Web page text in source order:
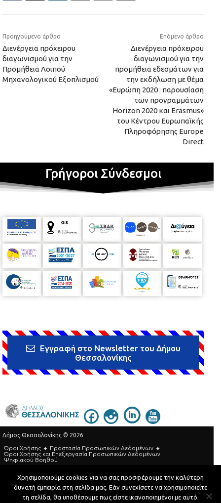
Προηγούμενο άρθρο
Διενέργεια πρόχειρου
διαγωνισμού για την
Προμήθεια Λοιπού
Μηχανολογικού Εξοπλισμού
Επόμενο άρθρο
Διενέργεια πρόχειρου
διαγωνισμού για την
προμήθεια εδεσμάτων για
την εκδήλωση με θέμα
«Ευρώπη 2020 : παρουσίαση
των προγραμμάτων
Horizon 2020 και Erasmus»
του Κέντρου Ευρωπαϊκής
Πληροφόρησης Europe
Direct
Γρήγοροι Σύνδεσμοι
Εγγραφή στο Newsletter του Δήμου
Θεσσαλονίκης
Δήμος Θεσσαλονίκης © 2026
Όροι Χρήσης
Προστασία Προσωπικών Δεδομένων
Όροι Xρήσης και Eπεξεργασία Προσωπικών Δεδομένων
Ψηφιακού Βοηθού
Τηλεφωνικός Κατάλογος
Developed by MyCompany Projects
Χρησιμοποιούμε cookies για να σας προσφέρουμε την καλύτερη
δυνατή εμπειρία στη σελίδα μας. Εάν συνεχίσετε να χρησιμοποιείτε
τη σελίδα, θα υποθέσουμε πως είστε ικανοποιημένοι με αυτό.